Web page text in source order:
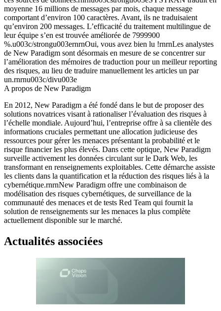
moyenne 16 millions de messages par mois, chaque message
comportant d’environ 100 caractères. Avant, ils ne traduisaient
qu’environ 200 messages. L’efficacité du traitement multilingue de
leur équipe s’en est trouvée améliorée de 7999900
%.u003c/strongu003ernrnOui, vous avez bien lu !rnrnLes analystes
de New Paradigm sont désormais en mesure de se concentrer sur
l’amélioration des mémoires de traduction pour un meilleur reporting
des risques, au lieu de traduire manuellement les articles un par
un.rnrnu003c/divu003e
A propos de New Paradigm
En 2012, New Paradigm a été fondé dans le but de proposer des
solutions novatrices visant à rationaliser l’évaluation des risques à
l’échelle mondiale. Aujourd’hui, l’entreprise offre à sa clientèle des
informations cruciales permettant une allocation judicieuse des
ressources pour gérer les menaces présentant la probabilité et le
risque financier les plus élevés. Dans cette optique, New Paradigm
surveille activement les données circulant sur le Dark Web, les
transformant en renseignements exploitables. Cette démarche assiste
les clients dans la quantification et la réduction des risques liés à la
cybernétique.rnrnNew Paradigm offre une combinaison de
modélisation des risques cybernétiques, de surveillance de la
communauté des menaces et de tests Red Team qui fournit la
solution de renseignements sur les menaces la plus complète
actuellement disponible sur le marché.
Actualités associées